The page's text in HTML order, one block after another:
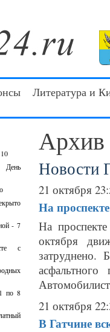
Литература и
День
- 7
с
по 8
Архив
Новости
21 октября
На
На
октября
затруднено.
21 октября
В Гатчине